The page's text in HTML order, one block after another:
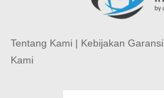
Tentang Kami | Kebijakan Garansi
Kami